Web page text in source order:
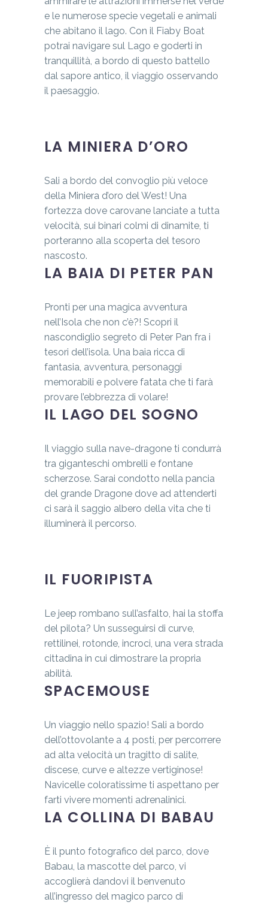
e le numerose specie vegetali e animali
che abitano il lago. Con il Fiaby Boat
potrai navigare sul Lago e goderti in
tranquillità, a bordo di questo battello
dal sapore antico, il viaggio osservando
il paesaggio.
LA MINIERA D’ORO
Sali a bordo del convoglio più veloce
della Miniera d’oro del West! Una
fortezza dove carovane lanciate a tutta
velocità, sui binari colmi di dinamite, ti
porteranno alla scoperta del tesoro
nascosto.
LA BAIA DI PETER PAN
Pronti per una magica avventura
nell’Isola che non c’è?! Scopri il
nascondiglio segreto di Peter Pan fra i
tesori dell’isola. Una baia ricca di
fantasia, avventura, personaggi
memorabili e polvere fatata che ti farà
provare l’ebbrezza di volare!
IL LAGO DEL SOGNO
Il viaggio sulla nave-dragone ti condurrà
tra giganteschi ombrelli e fontane
scherzose. Sarai condotto nella pancia
del grande Dragone dove ad attenderti
ci sarà il saggio albero della vita che ti
illuminerà il percorso.
IL FUORIPISTA
Le jeep rombano sull’asfalto, hai la stoffa
del pilota? Un susseguirsi di curve,
rettilinei, rotonde, incroci, una vera strada
cittadina in cui dimostrare la propria
abilità.
SPACEMOUSE
Un viaggio nello spazio! Sali a bordo
dell’ottovolante a 4 posti, per percorrere
ad alta velocità un tragitto di salite,
discese, curve e altezze vertiginose!
Navicelle coloratissime ti aspettano per
farti vivere momenti adrenalinici.
LA COLLINA DI BABAU
È il punto fotografico del parco, dove
Babau, la mascotte del parco, vi
accoglierà dandovi il benvenuto
all’ingresso del magico parco di